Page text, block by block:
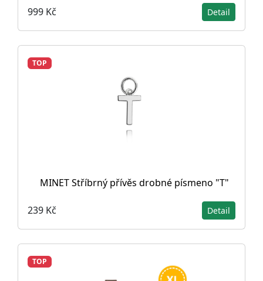
999 Kč Detail
TOP
MINET Stříbrný přívěs drobné písmeno "T"
239 Kč Detail
TOP